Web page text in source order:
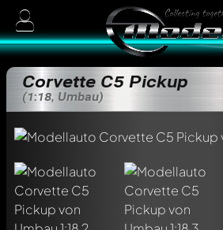
Corvette C5 Pickup
(1:18, Umbau)